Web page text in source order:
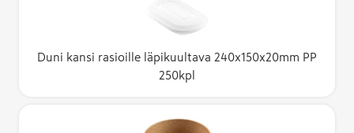
Duni kansi rasioille läpikuultava 240x150x20mm PP
250kpl